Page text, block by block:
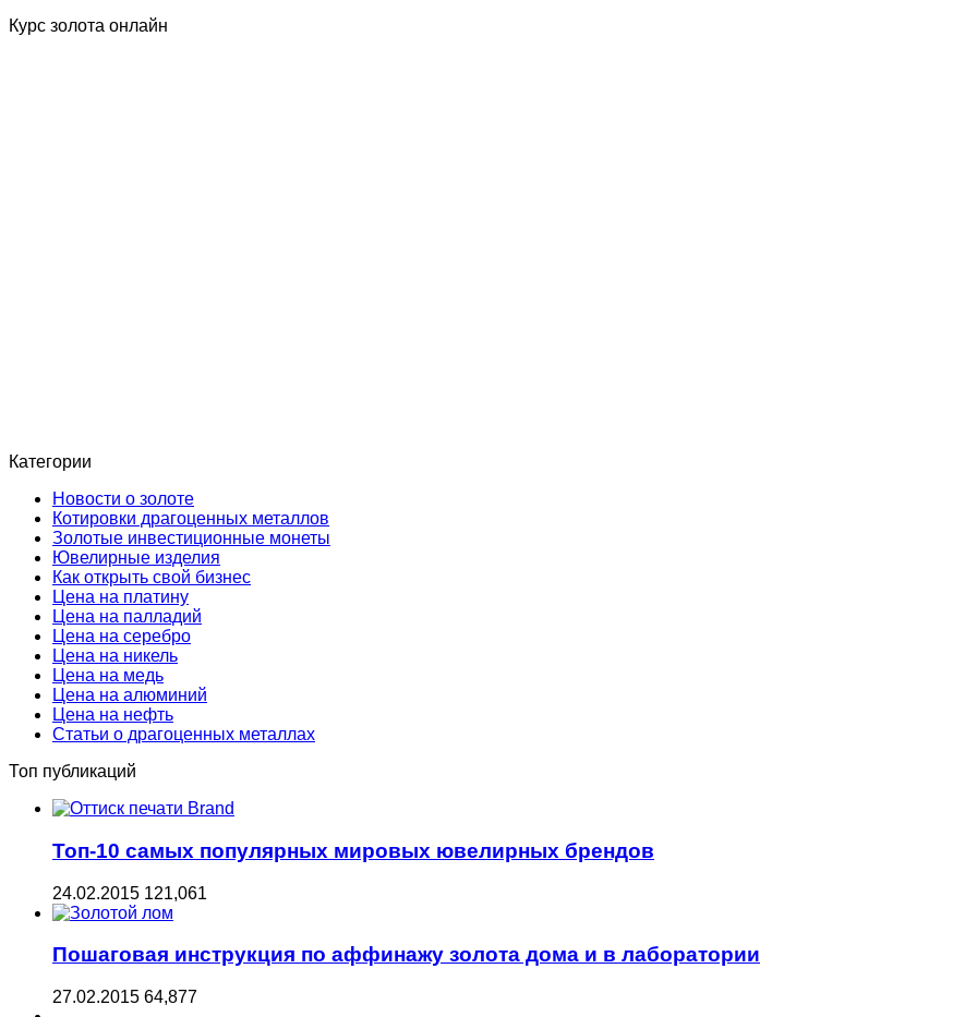
Курс золота онлайн
Категории
Новости о золоте
Котировки драгоценных металлов
Золотые инвестиционные монеты
Ювелирные изделия
Как открыть свой бизнес
Цена на платину
Цена на палладий
Цена на серебро
Цена на никель
Цена на медь
Цена на алюминий
Цена на нефть
Статьи о драгоценных металлах
Топ публикаций
Топ-10 самых популярных мировых ювелирных брендов
24.02.2015 121,061
Пошаговая инструкция по аффинажу золота дома и в лаборатории
27.02.2015 64,877